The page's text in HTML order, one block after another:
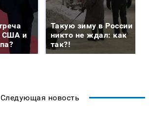
США и
Такую зиму в России
никто не ждал: как
так?!
Следующая новость